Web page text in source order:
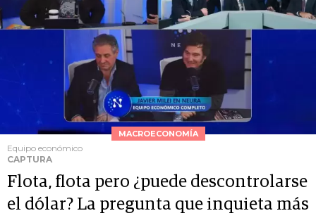
MACROECONOMÍA
Equipo económico
CAPTURA
Flota, flota pero ¿puede descontrolarse
el dólar? La pregunta que inquieta más